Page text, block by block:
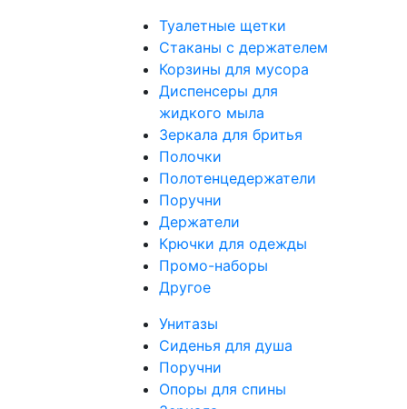
Туалетные щетки
Стаканы с держателем
Корзины для мусора
Диспенсеры для
жидкого мыла
Зеркала для бритья
Полочки
Полотенцедержатели
Поручни
Держатели
Крючки для одежды
Промо-наборы
Другое
Унитазы
Сиденья для душа
Поручни
Опоры для спины